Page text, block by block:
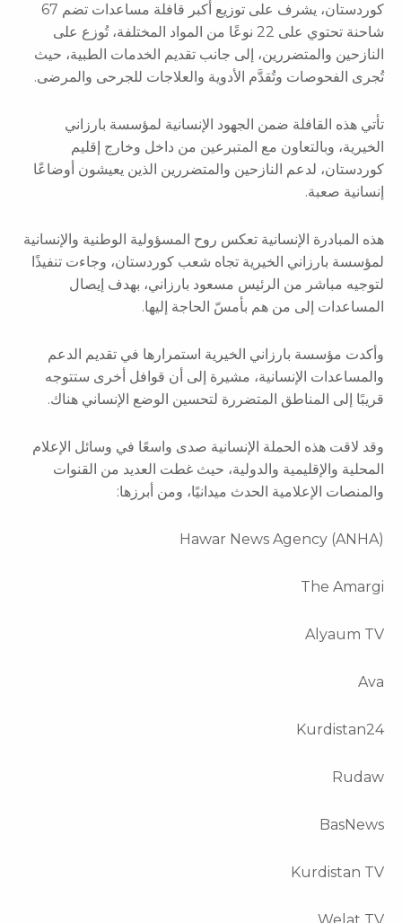
كوردستان، يشرف على توزيع أكبر قافلة مساعدات تضم 67
شاحنة تحتوي على 22 نوعًا من المواد المختلفة، تُوزع على
النازحين والمتضررين، إلى جانب تقديم الخدمات الطبية، حيث
تُجرى الفحوصات وتُقدَّم الأدوية والعلاجات للجرحى والمرضى.
تأتي هذه القافلة ضمن الجهود الإنسانية لمؤسسة بارزاني
الخيرية، وبالتعاون مع المتبرعين من داخل وخارج إقليم
كوردستان، لدعم النازحين والمتضررين الذين يعيشون أوضاعًا
إنسانية صعبة.
هذه المبادرة الإنسانية تعكس روح المسؤولية الوطنية والإنسانية
لمؤسسة بارزاني الخيرية تجاه شعب كوردستان، وجاءت تنفيذًا
لتوجيه مباشر من الرئيس مسعود بارزاني، بهدف إيصال
المساعدات إلى من هم بأمسّ الحاجة إليها.
وأكدت مؤسسة بارزاني الخيرية استمرارها في تقديم الدعم
والمساعدات الإنسانية، مشيرة إلى أن قوافل أخرى ستتوجه
قريبًا إلى المناطق المتضررة لتحسين الوضع الإنساني هناك.
وقد لاقت هذه الحملة الإنسانية صدى واسعًا في وسائل الإعلام
المحلية والإقليمية والدولية، حيث غطت العديد من القنوات
والمنصات الإعلامية الحدث ميدانيًا، ومن أبرزها:
Hawar News Agency (ANHA)
The Amargi
Alyaum TV
Ava
Kurdistan24
Rudaw
BasNews
Kurdistan TV